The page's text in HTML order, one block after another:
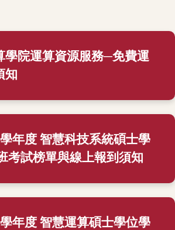
學院運算資源服務─免費運
知
學年度 智慧科技系統碩士學
考試榜單與線上報到須知
學年度 智慧運算碩士學位學